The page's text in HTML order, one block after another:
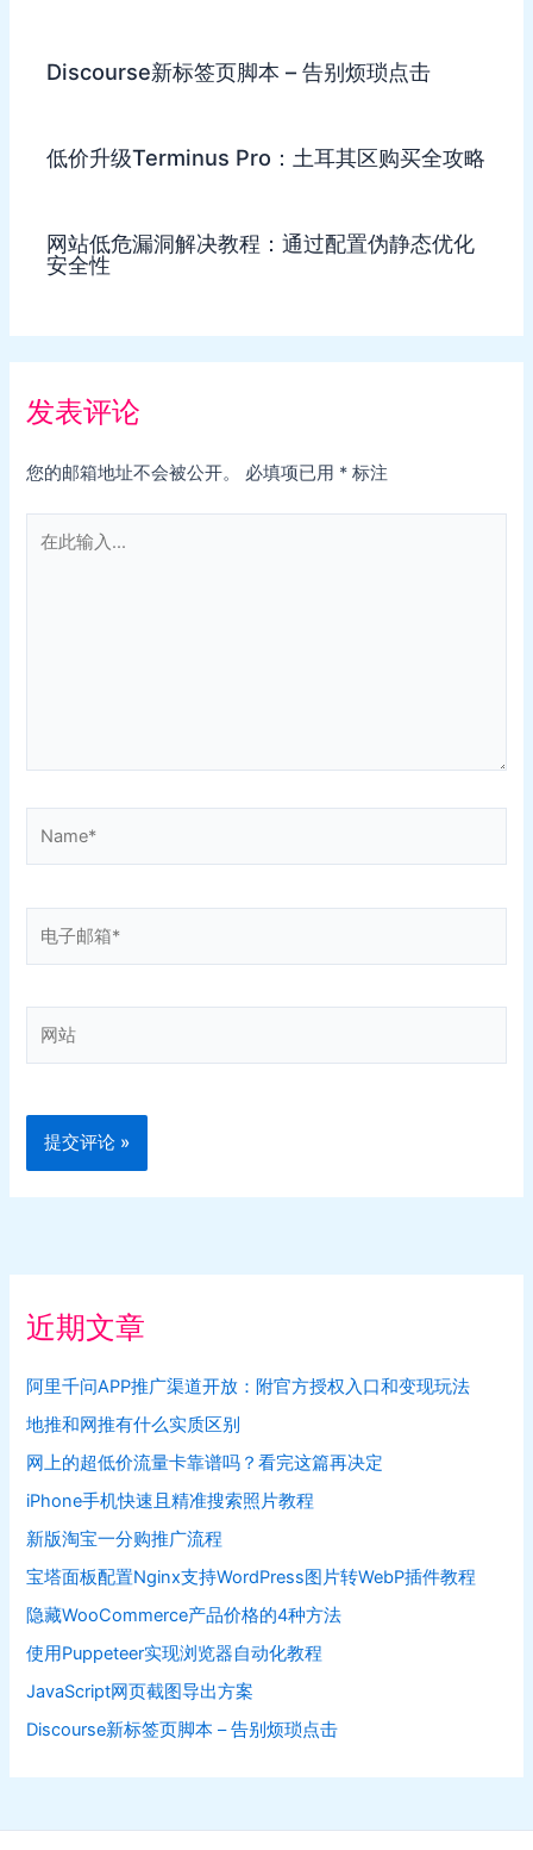
Discourse新标签页脚本 – 告别烦琐点击
低价升级Terminus Pro：土耳其区购买全攻略
网站低危漏洞解决教程：通过配置伪静态优化
安全性
发表评论
您的邮箱地址不会被公开。 必填项已用 * 标注
箱
站
近期文章
阿里千问APP推广渠道开放：附官方授权入口和变现玩法
地推和网推有什么实质区别
网上的超低价流量卡靠谱吗？看完这篇再决定
iPhone手机快速且精准搜索照片教程
新版淘宝一分购推广流程
宝塔面板配置Nginx支持WordPress图片转WebP插件教程
隐藏WooCommerce产品价格的4种方法
使用Puppeteer实现浏览器自动化教程
JavaScript网页截图导出方案
Discourse新标签页脚本 – 告别烦琐点击